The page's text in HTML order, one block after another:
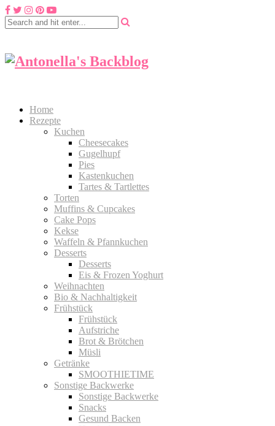
Home
Rezepte
Kuchen
Cheesecakes
Gugelhupf
Pies
Kastenkuchen
Tartes & Tartlettes
Torten
Muffins & Cupcakes
Cake Pops
Kekse
Waffeln & Pfannkuchen
Desserts
Desserts
Eis & Frozen Yoghurt
Weihnachten
Bio & Nachhaltigkeit
Frühstück
Frühstück
Aufstriche
Brot & Brötchen
Müsli
Getränke
SMOOTHIETIME
Sonstige Backwerke
Sonstige Backwerke
Snacks
Gesund Backen